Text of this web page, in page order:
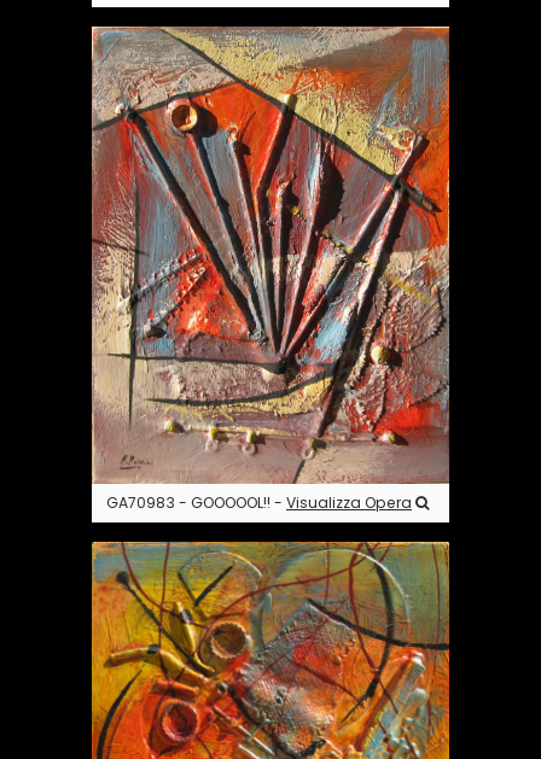
GA70983 - GOOOOOL!! - Visualizza Opera